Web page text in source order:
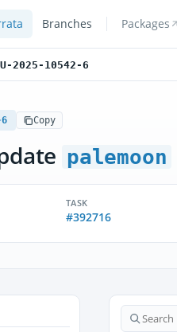
Branches Packages
2025-10542-6
Copy
palemoon
TASK
#392716